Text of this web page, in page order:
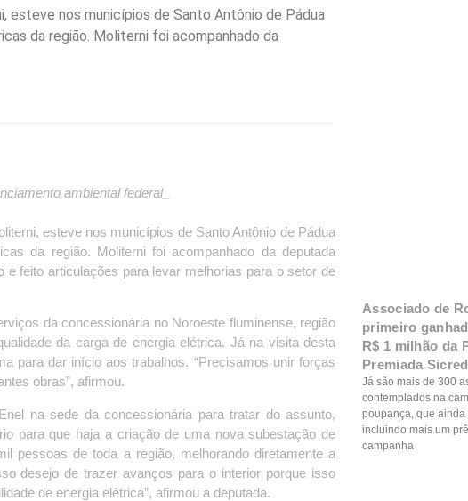
esteve nos municípios de Santo Antônio de Pádua
da região. Moliterni foi acompanhado da
ambiental federal_
esteve nos municípios de Santo Antônio de Pádua
da região. Moliterni foi acompanhado da deputada
feito articulações para levar melhorias para o setor de
da concessionária no Noroeste fluminense, região
da carga de energia elétrica. Já na visita desta
para dar início aos trabalhos. “Precisamos unir forças
obras”, afirmou.
na sede da concessionária para tratar do assunto,
para que haja a criação de uma nova subestação de
pessoas de toda a região, melhorando diretamente a
desejo de trazer avanços para o interior porque isso
de energia elétrica”, afirmou a deputada.
Associado de
primeiro
R$ 1 milhão da
Premiada
Já são mais de 300
contemplados na
poupança, que ainda
incluindo mais um
campanha